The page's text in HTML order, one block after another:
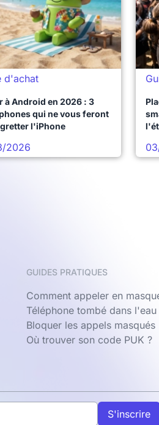
d'achat
à Android en 2026 : 3
qui ne vous feront
l'iPhone
2026
GUIDES PRATIQUES
Comment appeler en
Téléphone tombé dans l'eau
Bloquer les appels masqués
Où trouver son code PUK ?
S'inscrire